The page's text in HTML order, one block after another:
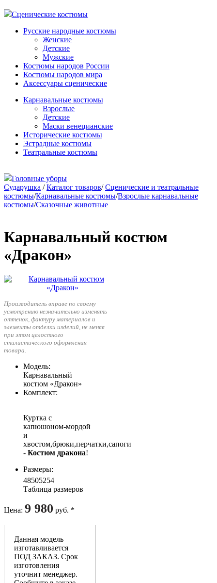
Сценические костюмы
Русские народные костюмы
Женские
Детские
Мужские
Костюмы народов России
Костюмы народов мира
Аксессуары сценические
Карнавальные костюмы
Взрослые
Детские
Маски венецианские
Исторические костюмы
Эстрадные костюмы
Театральные костюмы
Головные уборы
Сударушка / Каталог товаров/ Сценические и театральные
костюмы/Карнавальные костюмы/Взрослые карнавальные
костюмы/Сказочные животные
Карнавальный костюм
«Дракон»
Производитель вправе по своему
усмотрению незначительно изменять
оттенок, фактуру материалов и
элементы отделки изделий, не меняя
при этом целостного
стилистического оформления
товара.
Модель:
Карнавальный
костюм «Дракон»
Комплект:
Куртка с
капюшоном-мордой
и
хвостом,брюки,перчатки,сапоги
- Костюм дракона!
Размеры:
48505254
Таблица размеров
Цена: 9 980 руб. *
Данная модель
изготавливается
ПОД ЗАКАЗ. Срок
изготовления
уточнит менеджер.